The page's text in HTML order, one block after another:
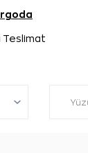
Teslimat